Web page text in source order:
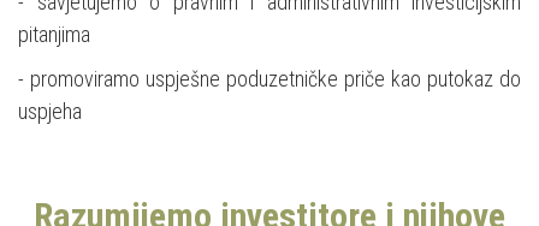
pitanjima
- promoviramo uspješne poduzetničke priče kao putokaz do
uspjeha
Razumijemo investitore i njihove